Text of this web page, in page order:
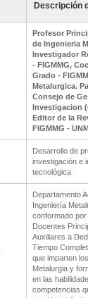
Descripción
Profesor
de Ingenieria
Investigador
- FIGMMG,
Grado -
Metalurgica.
Consejo de
Investigacion
Editor de la
FIGMMG -
Desarrollo de
investigación e
tecnológica
Departamento
Ingeniería
conformado
Docentes
Auxiliares a
Tiempo
que imparten
Metalurgia y
en las
competencias